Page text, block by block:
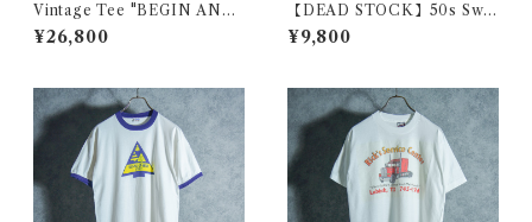
Vintage Tee "BEGIN AND
THE JETS" B.Y.D. ヴィンテ
ージ Tシャツ 111
¥26,800
【DEAD STOCK】50s Swe
dish Army Pull Over Shirts
スウェーデン軍 プルオーバー
¥9,800